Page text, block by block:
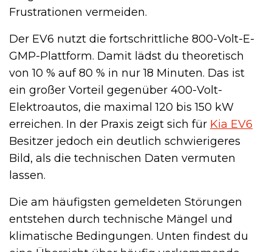
Frustrationen vermeiden.
Der EV6 nutzt die fortschrittliche 800-Volt-E-
GMP-Plattform. Damit lädst du theoretisch
von 10 % auf 80 % in nur 18 Minuten. Das ist
ein großer Vorteil gegenüber 400-Volt-
Elektroautos, die maximal 120 bis 150 kW
erreichen. In der Praxis zeigt sich für Kia EV6
Besitzer jedoch ein deutlich schwierigeres
Bild, als die technischen Daten vermuten
lassen.
Die am häufigsten gemeldeten Störungen
entstehen durch technische Mängel und
klimatische Bedingungen. Unten findest du